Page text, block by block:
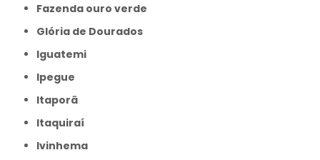
Fazenda ouro verde
Glória de Dourados
Iguatemi
Ipegue
Itaporã
Itaquiraí
Ivinhema